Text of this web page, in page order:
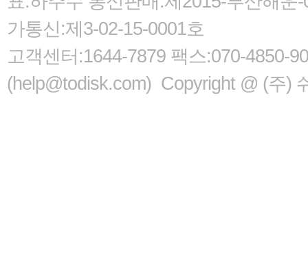
가통신:제3-02-15-0001호
고객센터:1644-7879 팩스:070-4850-
(help@todisk.com) Copyright @ (주)